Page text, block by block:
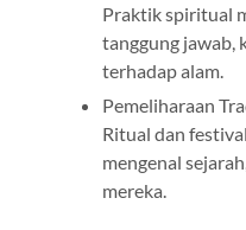
Praktik spiritual
tanggung jawab,
terhadap alam.
Pemeliharaan
Ritual dan
mengenal
mereka.